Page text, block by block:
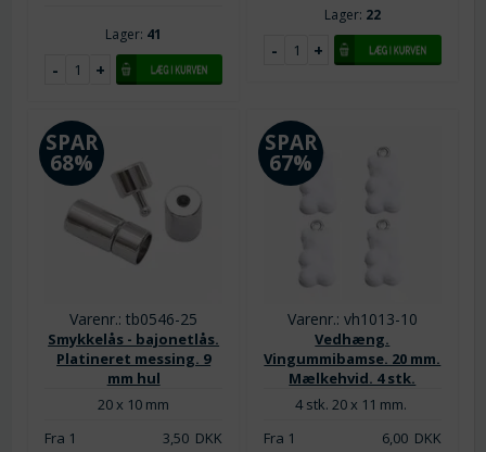
Lager: 41
Lager: 22
Varenr.: tb0546-25
Smykkelås - bajonetlås.
Platineret messing. 9
mm hul
SPAR
68%
20 x 10 mm
Fra 1
3,50DKK
Varenr.: vh1013-10
Vedhæng.
Vingummibamse. 20 mm.
Mælkehvid. 4 stk.
SPAR
67%
4 stk. 20 x 11 mm.
Fra 1
6,00DKK